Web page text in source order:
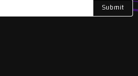
Submit